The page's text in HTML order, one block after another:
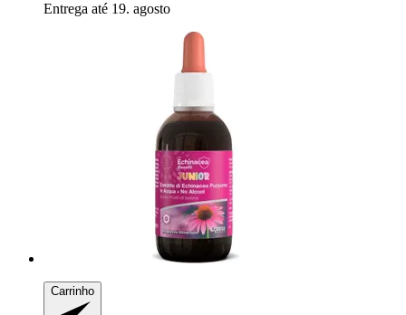
Entrega até 19. agosto
Carrinho